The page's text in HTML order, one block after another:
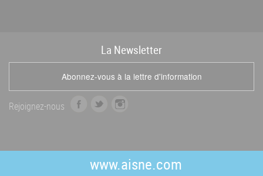
La Newsletter
Abonnez-vous à la lettre d'information
Rejoignez-nous
b
t
e
a
g
www.aisne.com